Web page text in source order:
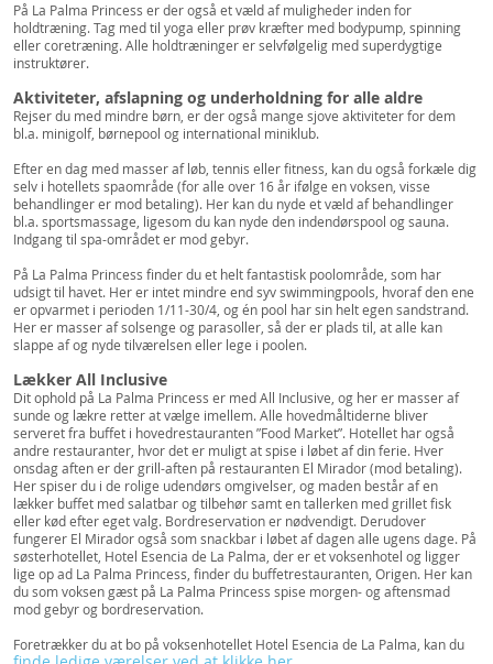
På La Palma Princess er der også et væld af muligheder inden for
holdtræning. Tag med til yoga eller prøv kræfter med bodypump, spinning
eller coretræning. Alle holdtræninger er selvfølgelig med superdygtige
instruktører.
Aktiviteter, afslapning og underholdning for alle aldre
Rejser du med mindre børn, er der også mange sjove aktiviteter for dem
bl.a. minigolf, børnepool og international miniklub.
Efter en dag med masser af løb, tennis eller fitness, kan du også forkæle dig
selv i hotellets spaområde (for alle over 16 år ifølge en voksen, visse
behandlinger er mod betaling). Her kan du nyde et væld af behandlinger
bl.a. sportsmassage, ligesom du kan nyde den indendørspool og sauna.
Indgang til spa-området er mod gebyr.
På La Palma Princess finder du et helt fantastisk poolområde, som har
udsigt til havet. Her er intet mindre end syv swimmingpools, hvoraf den ene
er opvarmet i perioden 1/11-30/4, og én pool har sin helt egen sandstrand.
Her er masser af solsenge og parasoller, så der er plads til, at alle kan
slappe af og nyde tilværelsen eller lege i poolen.
Lækker All Inclusive
Dit ophold på La Palma Princess er med All Inclusive, og her er masser af
sunde og lækre retter at vælge imellem. Alle hovedmåltiderne bliver
serveret fra buffet i hovedrestauranten ”Food Market”. Hotellet har også
andre restauranter, hvor det er muligt at spise i løbet af din ferie. Hver
onsdag aften er der grill-aften på restauranten El Mirador (mod betaling).
Her spiser du i de rolige udendørs omgivelser, og maden består af en
lækker buffet med salatbar og tilbehør samt en tallerken med grillet fisk
eller kød efter eget valg. Bordreservation er nødvendigt. Derudover
fungerer El Mirador også som snackbar i løbet af dagen alle ugens dage. På
søsterhotellet, Hotel Esencia de La Palma, der er et voksenhotel og ligger
lige op ad La Palma Princess, finder du buffetrestauranten, Origen. Her kan
du som voksen gæst på La Palma Princess spise morgen- og aftensmad
mod gebyr og bordreservation.
Foretrækker du at bo på voksenhotellet Hotel Esencia de La Palma, kan du